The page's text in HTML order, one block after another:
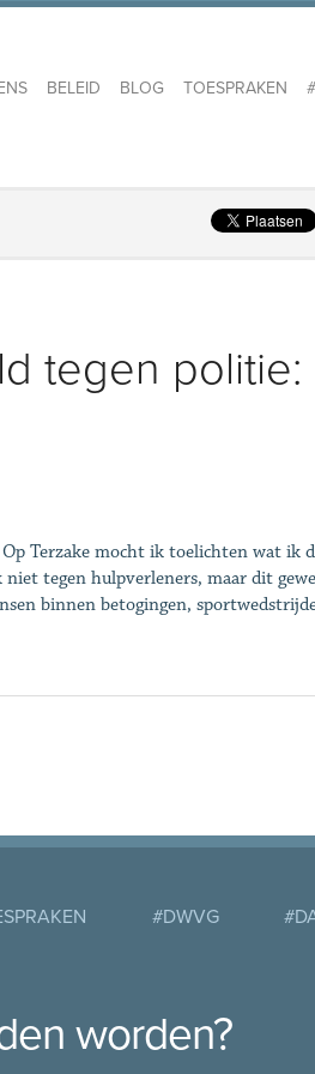
BELEID BLOG TOESPRAKEN
tegen politie:
Terzake mocht ik toelichten wat ik
tegen hulpverleners, maar dit
binnen betogingen,
#DWVG
worden?